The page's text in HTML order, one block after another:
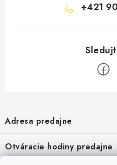
+421
p
ä
t
Adresa predajne
Pekárska 4, 941 31 Dvory nad
Otváracie hodiny predajne